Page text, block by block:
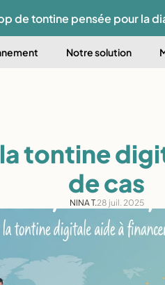
de tontine pensée pour la
Notre solution
tontine
de cas
NINA T.28 juil. 2025